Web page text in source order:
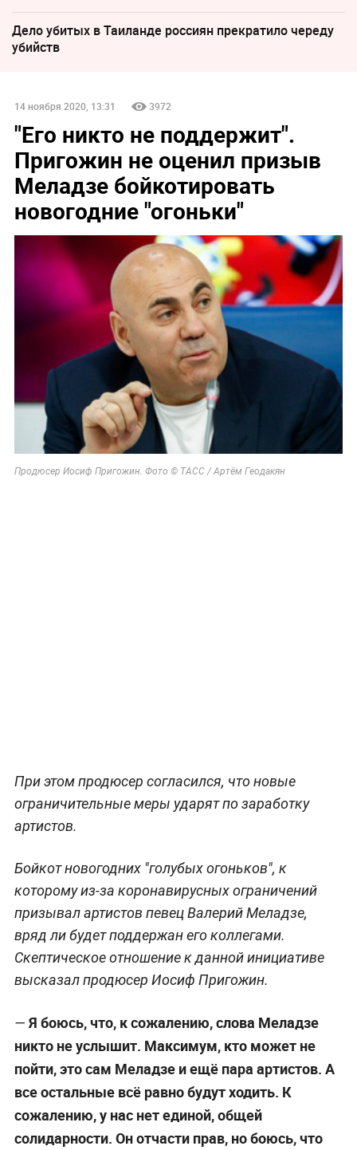
Дело убитых в Таиланде россиян прекратило череду
убийств
14 ноября 2020, 13:31 3972
"Его никто не поддержит".
Пригожин не оценил призыв
Меладзе бойкотировать
новогодние "огоньки"
Продюсер Иосиф Пригожин. Фото © ТАСС / Артём Геодакян
При этом продюсер согласился, что новые
ограничительные меры ударят по заработку
артистов.
Бойкот новогодних "голубых огоньков", к
которому из-за коронавирусных ограничений
призывал артистов певец Валерий Меладзе,
вряд ли будет поддержан его коллегами.
Скептическое отношение к данной инициативе
высказал продюсер Иосиф Пригожин.
— Я боюсь, что, к сожалению, слова Меладзе
никто не услышит. Максимум, кто может не
пойти, это сам Меладзе и ещё пара артистов. А
все остальные всё равно будут ходить. К
сожалению, у нас нет единой, общей
солидарности. Он отчасти прав, но боюсь, что